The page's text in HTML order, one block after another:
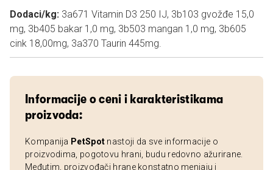
Dodaci/kg: 3a671 Vitamin D3 250 IJ, 3b103 gvožđe 15,0
mg, 3b405 bakar 1,0 mg, 3b503 mangan 1,0 mg, 3b605
cink 18,00mg, 3a370 Taurin 445mg.
Informacije o ceni i karakteristikama
proizvoda:
Kompanija PetSpot nastoji da sve informacije o
proizvodima, pogotovu hrani, budu redovno ažurirane.
Međutim, proizvođači hrane konstatno menjaju i